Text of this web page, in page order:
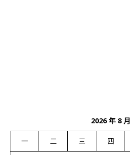
2026 年 8 月
一 二 三 四